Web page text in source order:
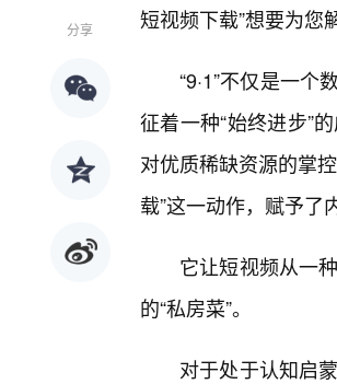
分享
短视频下载”想要为您
“9·1”不仅是一
征着一种“始终进步”
对优质稀缺资源的掌
载”这一动作，赋予了
它让短视频从一
的“私房菜”。
对于处于认知启